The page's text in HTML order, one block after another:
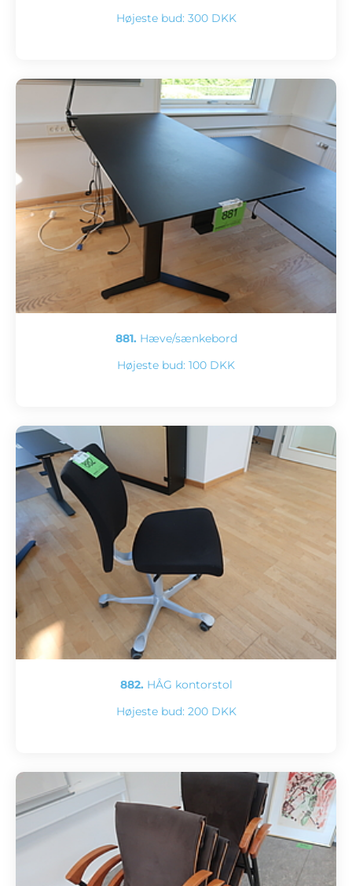
Højeste bud: 300 DKK
881. Hæve/sænkebord
Højeste bud: 100 DKK
882. HÅG kontorstol
Højeste bud: 200 DKK